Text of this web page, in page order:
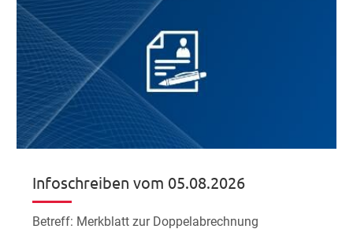
Infoschreiben vom 05.08.2026
Betreff: Merkblatt zur Doppelabrechnung